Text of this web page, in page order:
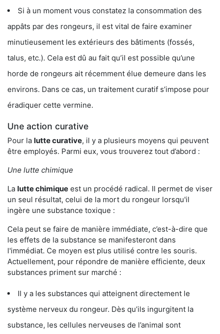
Si à un moment vous constatez la consommation des
appâts par des rongeurs, il est vital de faire examiner
minutieusement les extérieurs des bâtiments (fossés,
talus, etc.). Cela est dû au fait qu’il est possible qu’une
horde de rongeurs ait récemment élue demeure dans les
environs. Dans ce cas, un traitement curatif s’impose pour
éradiquer cette vermine.
Une action curative
Pour la lutte curative, il y a plusieurs moyens qui peuvent
être employés. Parmi eux, vous trouverez tout d’abord :
Une lutte chimique
La lutte chimique est un procédé radical. Il permet de viser
un seul résultat, celui de la mort du rongeur lorsqu'il
ingère une substance toxique :
Cela peut se faire de manière immédiate, c’est-à-dire que
les effets de la substance se manifesteront dans
l'immédiat. Ce moyen est plus utilisé contre les souris.
Actuellement, pour répondre de manière efficiente, deux
substances priment sur marché :
Il y a les substances qui atteignent directement le
système nerveux du rongeur. Dès qu’ils ingurgitent la
substance, les cellules nerveuses de l’animal sont